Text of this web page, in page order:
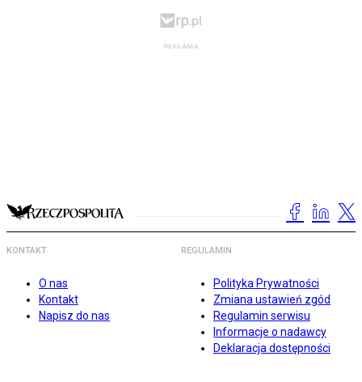
KONTAKT
O nas
Kontakt
Napisz do nas
REGULAMIN
Polityka Prywatności
Zmiana ustawień zgód
Regulamin serwisu
Informacje o nadawcy
Deklaracja dostępności